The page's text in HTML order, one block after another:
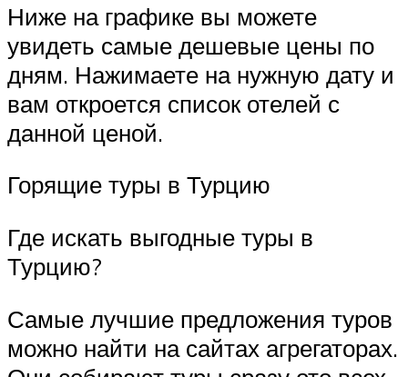
Ниже на графике вы можете
увидеть самые дешевые цены по
дням. Нажимаете на нужную дату и
вам откроется список отелей с
данной ценой.
Горящие туры в Турцию
Где искать выгодные туры в
Турцию?
Самые лучшие предложения туров
можно найти на сайтах агрегаторах.